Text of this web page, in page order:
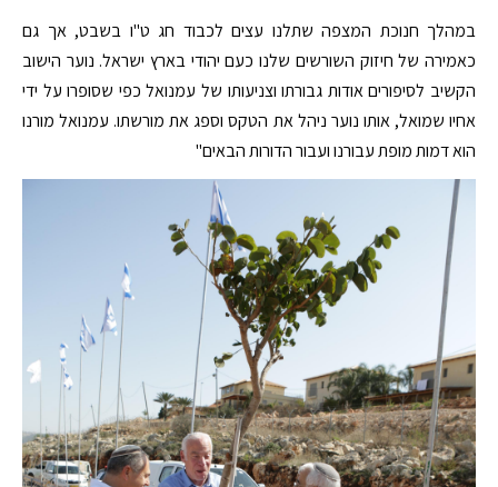
במהלך חנוכת המצפה שתלנו עצים לכבוד חג ט"ו בשבט, אך גם
כאמירה של חיזוק השורשים שלנו כעם יהודי בארץ ישראל. נוער הישוב
הקשיב לסיפורים אודות גבורתו וצניעותו של עמנואל כפי שסופרו על ידי
אחיו שמואל, אותו נוער ניהל את הטקס וספג את מורשתו. עמנואל מורנו
הוא דמות מופת עבורנו ועבור הדורות הבאים"